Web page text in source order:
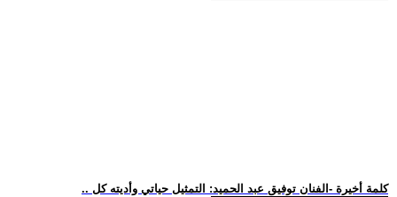
.. كلمة أخيرة -الفنان توفيق عبد الحميد: التمثيل حياتي وأديته كل